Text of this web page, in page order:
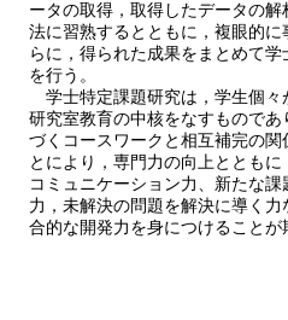
ータの取得，取得したデータの
法に習熟するとともに，複眼的に
らに，得られた成果をまとめて
を行う。
学士特定課題研究は，学生個々
研究室教育の中核をなすもので
づくコースワークと相互補完の関
とにより，専門力の向上ととも
コミュニケーション力、新たな
力，未解決の問題を解決に導く
合的な開発力を身につけることが